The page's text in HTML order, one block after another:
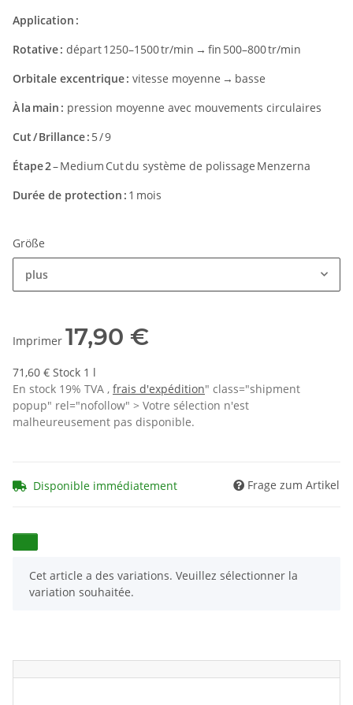
Application :
Rotative : départ 1250–1500 tr/min → fin 500–800 tr/min
Orbitale excentrique : vitesse moyenne → basse
À la main : pression moyenne avec mouvements circulaires
Cut / Brillance : 5 / 9
Étape 2– Medium Cut du système de polissage Menzerna
Durée de protection : 1 mois
Größe
plus
Imprimer 17,90 €
71,60 € Stock 1 l
En stock 19% TVA , frais d'expédition" class="shipment
popup" rel="nofollow" > Votre sélection n'est
malheureusement pas disponible.
Disponible immédiatement Frage zum Artikel
x
Cet article a des variations. Veuillez sélectionner la
variation souhaitée.